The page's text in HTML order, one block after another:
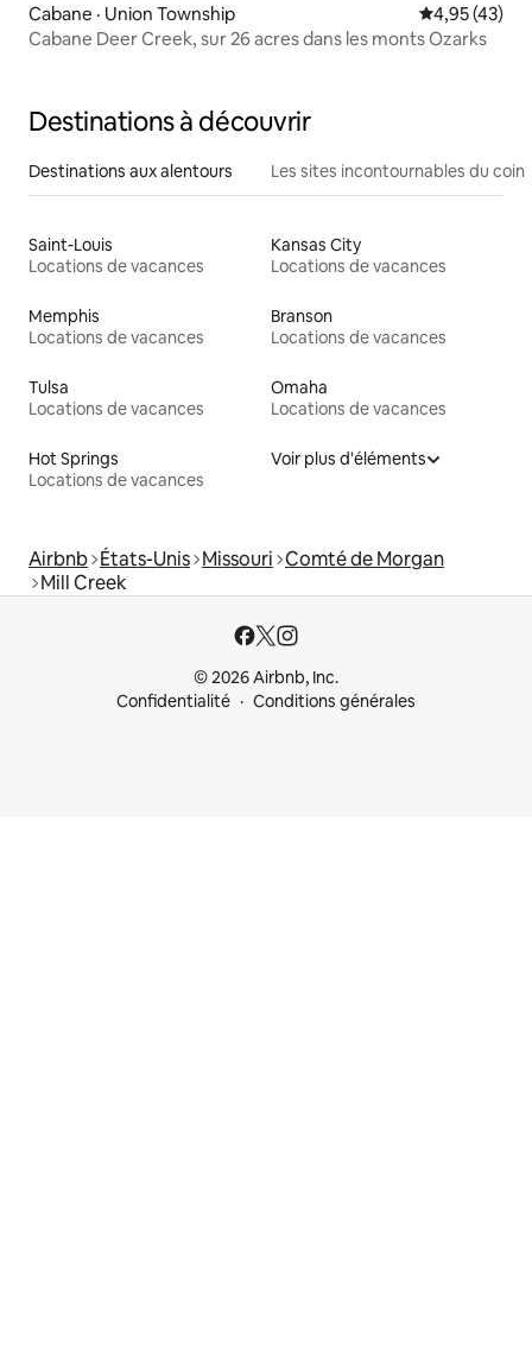
Cabane · Union Township Note
4,95 (43)
Cabane Deer Creek, sur 26 acres dans les monts Ozarks
Destinations à découvrir
Destinations aux alentours Les sites incontournables du coin
Saint-Louis
Locations de vacances
Kansas City
Locations de vacances
Memphis
Locations de vacances
Branson
Locations de vacances
Tulsa
Locations de vacances
Omaha
Locations de vacances
Hot Springs
Locations de vacances
Voir plus d'éléments
Airbnb États-Unis Missouri Comté de Morgan
Mill Creek
© 2026 Airbnb, Inc.
Confidentialité
Conditions générales